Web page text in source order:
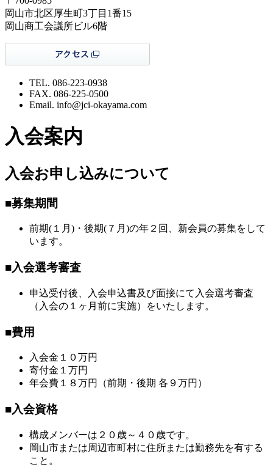
岡山市北区厚生町3丁目1番15
岡山商工会議所ビル6階
TEL. 086-223-0938
FAX. 086-225-0500
Email. info@jci-okayama.com
入会案内
入会お申し込みについて
■募集期間
前期(１月)・後期(７月)の年２回、新会員の募集をして
います。
■入会選考審査
申込受付後、入会申込書及び面接にて入会選考審査
（入会の１ヶ月前に実施）をいたします。
■費用
入会金１０万円
寄付金１万円
年会費１８万円（前期・後期 各９万円）
■入会資格
構成メンバーは２０歳～４０歳です。
岡山市または周辺市町村に住所または勤務先を有する
こと。